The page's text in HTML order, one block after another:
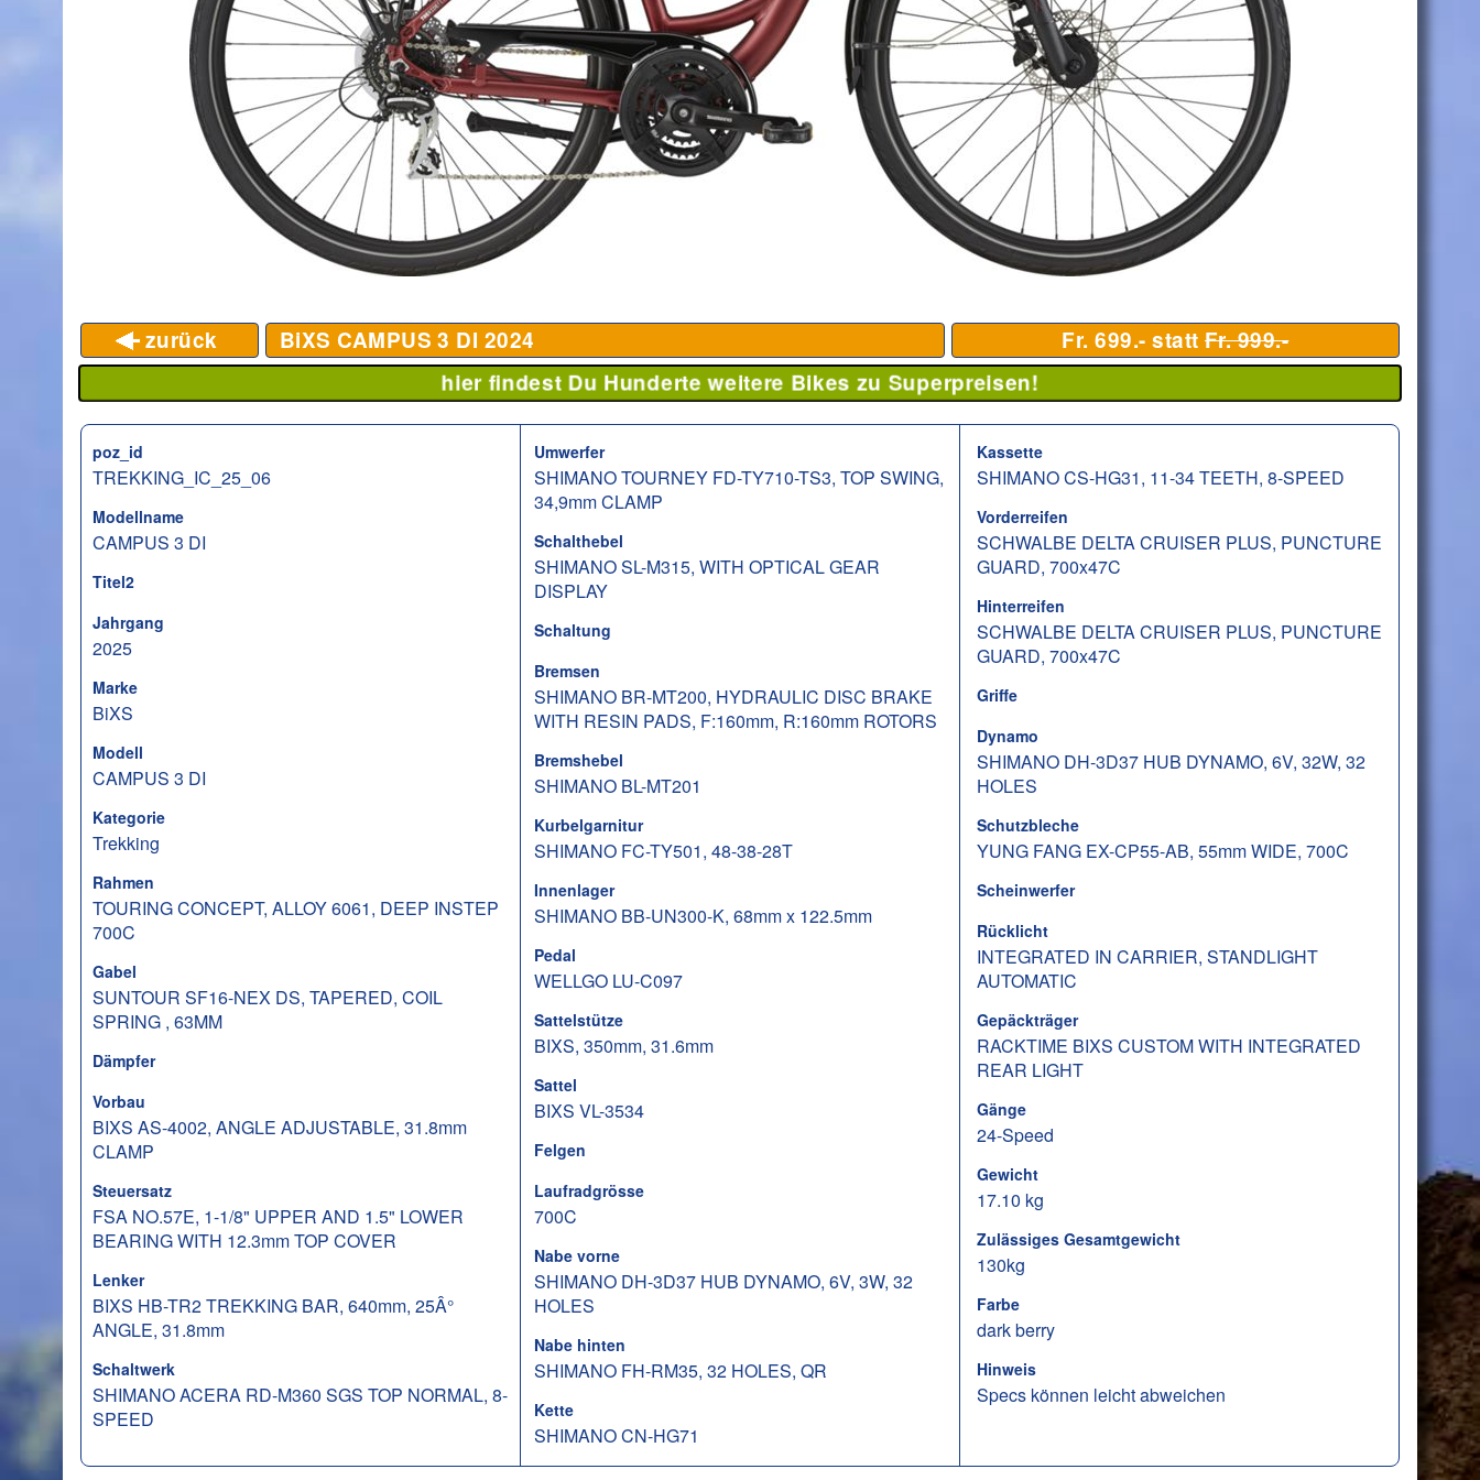
zurück BiXS CAMPUS 3 DI 2024 Fr. 699.- statt Fr. 999.-
hier findest Du Hunderte weitere Bikes zu Superpreisen!
poz_id
TREKKING_IC_25_06
Modellname
CAMPUS 3 DI
Titel2
Jahrgang
2025
Marke
BiXS
Modell
CAMPUS 3 DI
Kategorie
Trekking
Rahmen
TOURING CONCEPT, ALLOY 6061, DEEP INSTEP
700C
Gabel
SUNTOUR SF16-NEX DS, TAPERED, COIL
SPRING , 63MM
Dämpfer
Vorbau
BIXS AS-4002, ANGLE ADJUSTABLE, 31.8mm
CLAMP
Steuersatz
FSA NO.57E, 1-1/8" UPPER AND 1.5" LOWER
BEARING WITH 12.3mm TOP COVER
Lenker
BIXS HB-TR2 TREKKING BAR, 640mm, 25Â°
ANGLE, 31.8mm
Schaltwerk
SHIMANO ACERA RD-M360 SGS TOP NORMAL, 8-
SPEED
Umwerfer
SHIMANO TOURNEY FD-TY710-TS3, TOP SWING,
34,9mm CLAMP
Schalthebel
SHIMANO SL-M315, WITH OPTICAL GEAR
DISPLAY
Schaltung
Bremsen
SHIMANO BR-MT200, HYDRAULIC DISC BRAKE
WITH RESIN PADS, F:160mm, R:160mm ROTORS
Bremshebel
SHIMANO BL-MT201
Kurbelgarnitur
SHIMANO FC-TY501, 48-38-28T
Innenlager
SHIMANO BB-UN300-K, 68mm x 122.5mm
Pedal
WELLGO LU-C097
Sattelstütze
BIXS, 350mm, 31.6mm
Sattel
BIXS VL-3534
Felgen
Laufradgrösse
700C
Nabe vorne
SHIMANO DH-3D37 HUB DYNAMO, 6V, 3W, 32
HOLES
Nabe hinten
SHIMANO FH-RM35, 32 HOLES, QR
Kette
SHIMANO CN-HG71
Kassette
SHIMANO CS-HG31, 11-34 TEETH, 8-SPEED
Vorderreifen
SCHWALBE DELTA CRUISER PLUS, PUNCTURE
GUARD, 700x47C
Hinterreifen
SCHWALBE DELTA CRUISER PLUS, PUNCTURE
GUARD, 700x47C
Griffe
Dynamo
SHIMANO DH-3D37 HUB DYNAMO, 6V, 32W, 32
HOLES
Schutzbleche
YUNG FANG EX-CP55-AB, 55mm WIDE, 700C
Scheinwerfer
Rücklicht
INTEGRATED IN CARRIER, STANDLIGHT
AUTOMATIC
Gepäckträger
RACKTIME BIXS CUSTOM WITH INTEGRATED
REAR LIGHT
Gänge
24-Speed
Gewicht
17.10 kg
Zulässiges Gesamtgewicht
130kg
Farbe
dark berry
Hinweis
Specs können leicht abweichen